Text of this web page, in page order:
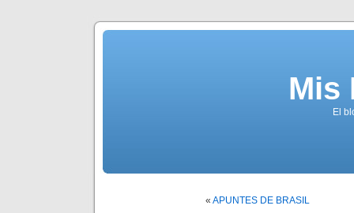
Mis
El
« APUNTES DE BRASIL